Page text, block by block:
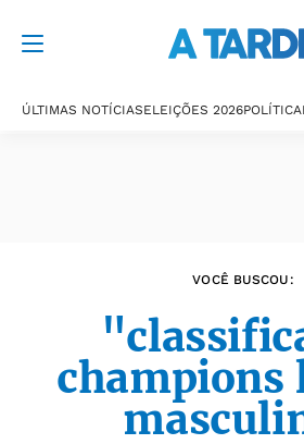
ÚLTIMAS NOTÍCIASELEIÇÕES 2026POLÍTICA
VOCÊ BUSCOU:
champions